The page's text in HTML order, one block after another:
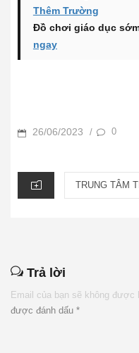
Thêm Trường
Đồ chơi giáo dục
ngay
POSTED
26/06/2023 / 0
CATEGORIES
TRUNG TÂM
Trả lời
Email của bạn sẽ không được
được đánh dấu *